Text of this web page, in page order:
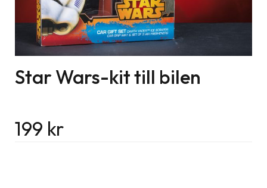
Star Wars-kit till bilen
199 kr